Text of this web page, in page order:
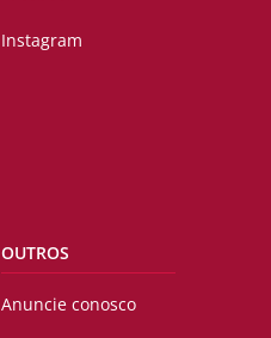
Instagram
OUTROS
Anuncie conosco